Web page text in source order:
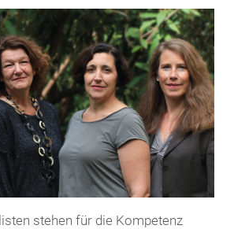
stehen für die Kompetenz